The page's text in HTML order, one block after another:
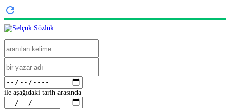
ile aşağıdaki tarih arasında